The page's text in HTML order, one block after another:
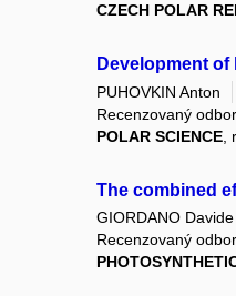
CZECH POLAR
Development
PUHOVKIN Anton
Recenzovaný
POLAR SCIENCE
The combined
GIORDANO Davide
Recenzovaný